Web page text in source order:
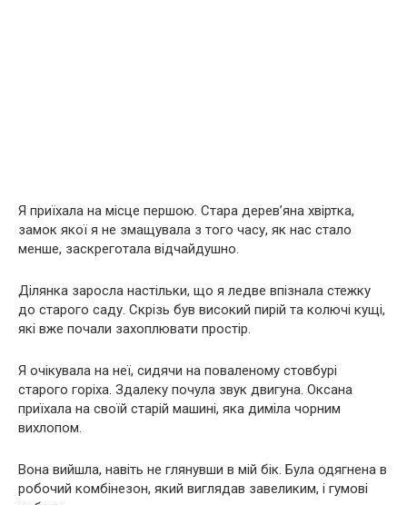
Я приїхала на місце першою. Стара дерев’яна хвіртка,
замок якої я не змащувала з того часу, як нас стало
менше, заскреготала відчайдушно.
Ділянка заросла настільки, що я ледве впізнала стежку
до старого саду. Скрізь був високий пирій та колючі кущі,
які вже почали захоплювати простір.
Я очікувала на неї, сидячи на поваленому стовбурі
старого горіха. Здалеку почула звук двигуна. Оксана
приїхала на своїй старій машині, яка диміла чорним
вихлопом.
Вона вийшла, навіть не глянувши в мій бік. Була одягнена в
робочий комбінезон, який виглядав завеликим, і гумові